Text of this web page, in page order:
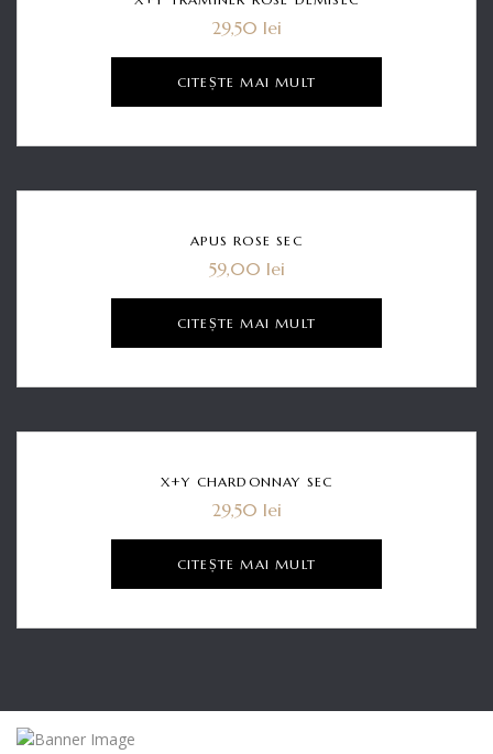
29,50 lei
CITEȘTE MAI MULT
APUS ROSE SEC
59,00 lei
CITEȘTE MAI MULT
X+Y CHARDONNAY SEC
29,50 lei
CITEȘTE MAI MULT